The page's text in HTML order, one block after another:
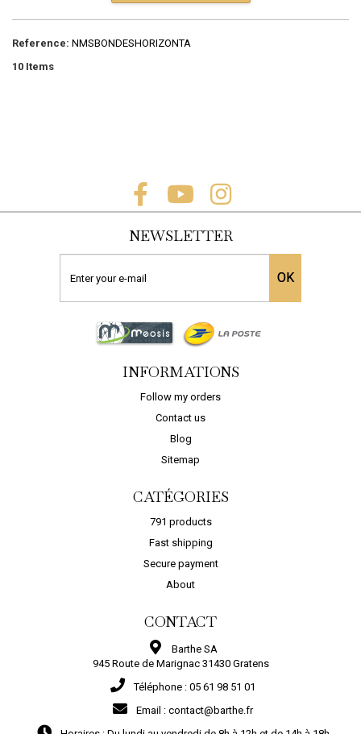
Reference: NMSBONDESHORIZONTA
10 Items
NEWSLETTER
OK
INFORMATIONS
Follow my orders
Contact us
Blog
Sitemap
CATÉGORIES
791 products
Fast shipping
Secure payment
About
CONTACT
Barthe SA
945 Route de Marignac 31430 Gratens
Téléphone : 05 61 98 51 01
Email : contact@barthe.fr